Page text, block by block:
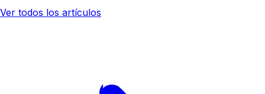
Ver todos los artículos